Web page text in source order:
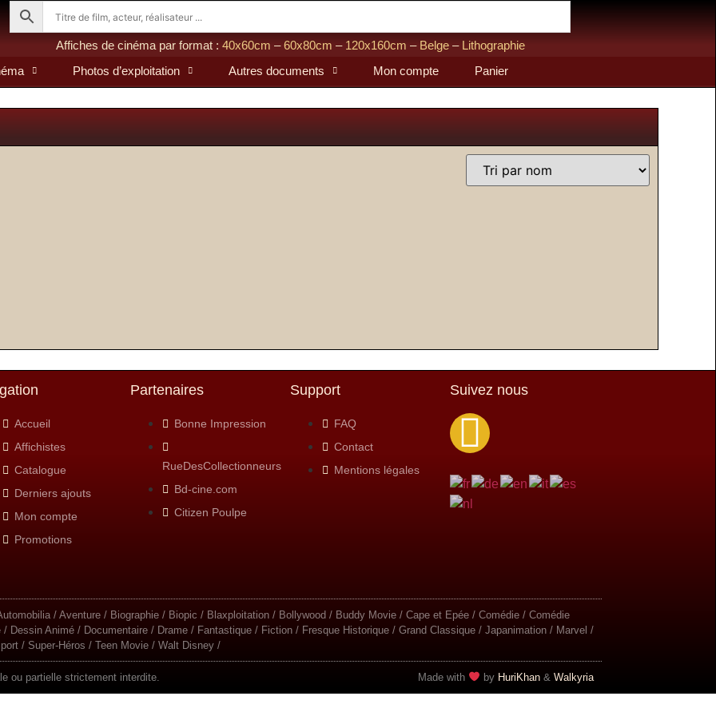
Affiches de cinéma par format : 40x60cm –60x80cm – 120x160cm – Belge– Lithographie
Photos d’exploitation Autres documents Mon compte Panier
Accueil
Affichistes
Catalogue
Derniers ajouts
Mon compte
Promotions
Partenaires
Bonne Impression
RueDesCollectionneurs
Bd-cine.com
Citizen Poulpe
Support
FAQ
Contact
Mentions légales
Suivez nous
/ Aventure / Biographie / Biopic / Blaxploitation / Bollywood / Buddy Movie / Cape et Epée / Comédie / Comédie
Dessin Animé / Documentaire / Drame / Fantastique / Fiction / Fresque Historique / Grand Classique / Japanimation / Marvel /
/ Super-Héros / Teen Movie / Walt Disney /
ou partielle strictement interdite. Made with by HuriKhan ​​ & Walkyria